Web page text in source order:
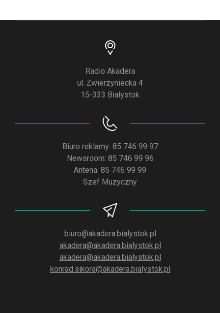
Radio Akadera
ul. Zwierzyniecka 4
15-333 Białystok
Biuro reklamy: 85 746 99 97
Newsroom: 85 746 99 96
Antena: 85 746 99 99
Szef Muzyczny
biuro@akadera.bialystok.pl
akadera@akadera.bialystok.pl
akadera@akadera.bialystok.pl
konrad.sikora@akadera.bialystok.pl